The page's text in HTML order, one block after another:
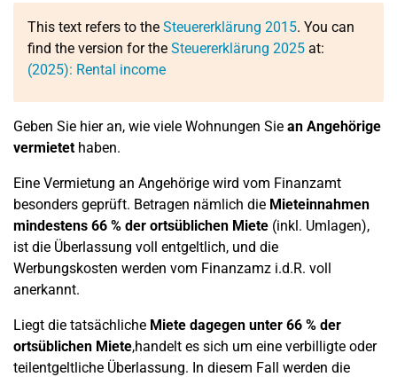
This text refers to the Steuererklärung 2015. You can
find the version for the Steuererklärung 2025 at:
(2025): Rental income
Geben Sie hier an, wie viele Wohnungen Sie an Angehörige
vermietethaben.
Eine Vermietung an Angehörige wird vom Finanzamt
besonders geprüft. Betragen nämlich die Mieteinnahmen
mindestens 66 % der ortsüblichen Miete (inkl. Umlagen),
ist die Überlassung voll entgeltlich, und die
Werbungskosten werden vom Finanzamz i.d.R. voll
anerkannt.
Liegt die tatsächliche Miete dagegen unter 66 % der
ortsüblichen Miete,handelt es sich um eine verbilligte oder
teilentgeltliche Überlassung. In diesem Fall werden die